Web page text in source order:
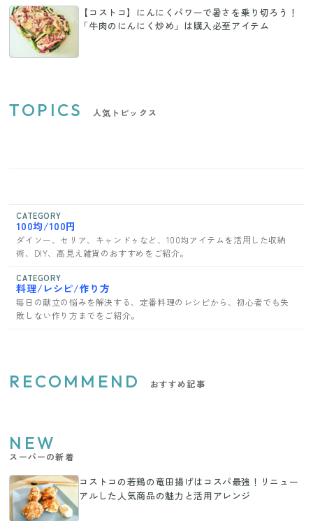
【コストコ】にんにくパワーで暑さを乗り切ろう！
「牛肉のにんにく炒め」は購入必至アイテム
TOPICS 人気トピックス
CATEGORY
100均/100円
ダイソー、セリア、キャンドゥなど、100均アイテムを活用した収納
術、DIY、高見え雑貨のおすすめをご紹介。
CATEGORY
料理/レシピ/作り方
毎日の献立の悩みを解決する、定番料理のレシピから、初心者でも失
敗しない作り方までをご紹介。
RECOMMEND おすすめ記事
NEW
スーパーの新着
コストコの若鶏の竜田揚げはコスパ最強！リニュー
アルした人気商品の魅力と活用アレンジ